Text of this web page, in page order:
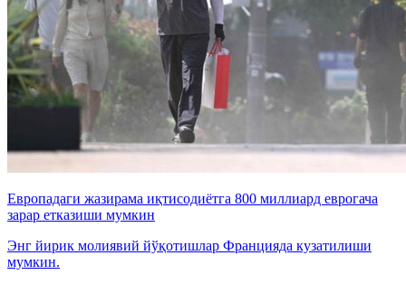
Европадаги жазирама иқтисодиётга 800 миллиард еврогача
зарар етказиши мумкин
Энг йирик молиявий йўқотишлар Францияда кузатилиши
мумкин.